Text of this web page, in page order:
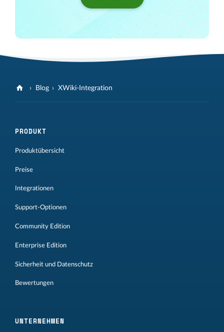
Blog XWiki-Integration
PRODUKT
Produktübersicht
Preise
Integrationen
Support-Optionen
Community Edition
Enterprise Edition
Sicherheit und Datenschutz
Bewertungen
UNTERNEHMEN